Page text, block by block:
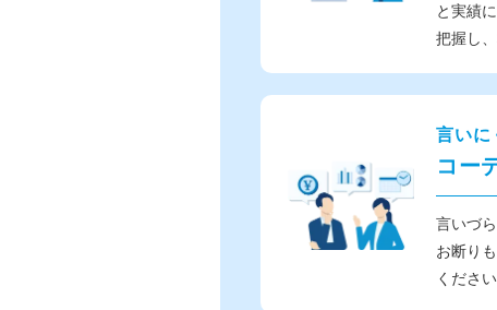
と実績
把握し
言いに
コー
言いづ
お断り
ください